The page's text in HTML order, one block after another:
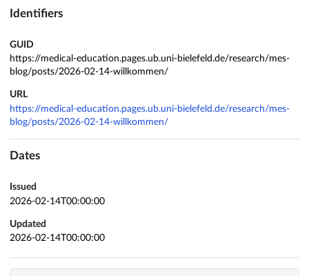
Identifiers
GUID
https://medical-education.pages.ub.uni-bielefeld.de/research/mes-
blog/posts/2026-02-14-willkommen/
URL
https://medical-education.pages.ub.uni-bielefeld.de/research/mes-
blog/posts/2026-02-14-willkommen/
Dates
Issued
2026-02-14T00:00:00
Updated
2026-02-14T00:00:00